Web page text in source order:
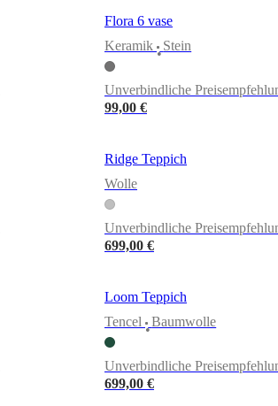
Flora 6 vase
Keramik
•
Stein
Unverbindliche
99,00 €
Ridge Teppich
Wolle
Unverbindliche
699,00 €
Loom Teppich
Tencel
•
Baumwolle
Unverbindliche
699,00 €